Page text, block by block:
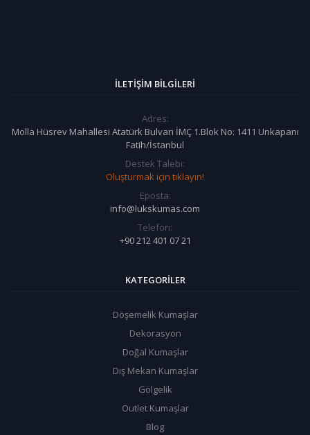
İLETIŞIM BILGILERI
Adres:
Molla Hüsrev Mahallesi Atatürk Bulvarı İMÇ 1.Blok No: 1411 Unkapanı
Fatih/İstanbul
Destek Talebi:
Oluşturmak için tıklayın!
Eposta:
info@lukskumas.com
Telefon:
+90 212 401 07 21
KATEGORILER
Döşemelik Kumaşlar
Dekorasyon
Doğal Kumaşlar
Dış Mekan Kumaşlar
Gölgelik
Outlet Kumaşlar
Blog